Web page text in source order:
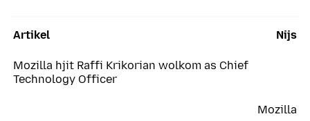
Artikel
Mozilla
Nijs
Mozilla hjit Raffi Krikorian wolkom as Chief
Technology Officer